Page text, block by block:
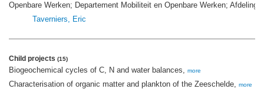
Openbare Werken; Departement Mobiliteit en Openbare Werken; Afdeling
Taverniers, Eric
Child projects (15)
Biogeochemical cycles of C, N and water balances, more
Characterisation of organic matter and plankton of the Zeeschelde, more